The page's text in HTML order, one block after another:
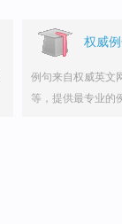
权威
例句来自权威英文
等，提供最专业的